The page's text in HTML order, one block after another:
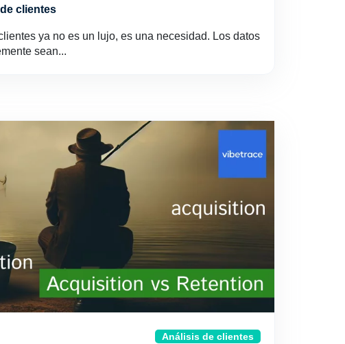
clientes
ya no es un lujo, es una necesidad. Los datos
sean...
Análisis de clientes